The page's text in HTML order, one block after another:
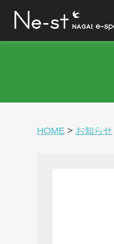
HOME > お知らせ